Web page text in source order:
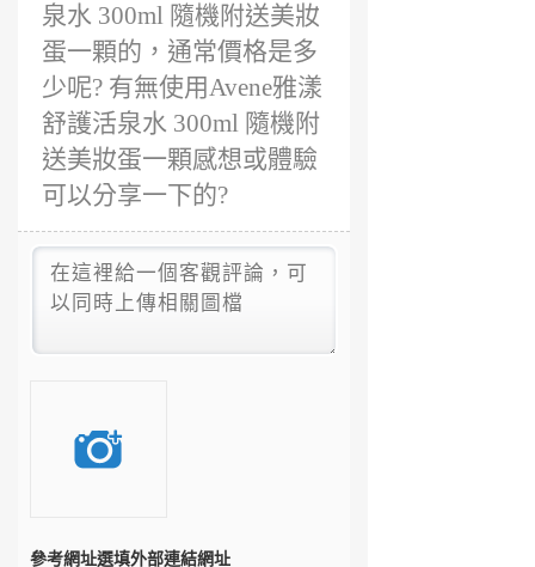
泉水 300ml 隨機附送美妝
蛋一顆的，通常價格是多
少呢? 有無使用Avene雅漾
舒護活泉水 300ml 隨機附
送美妝蛋一顆感想或體驗
可以分享一下的?
參考網址選填外部連結網址